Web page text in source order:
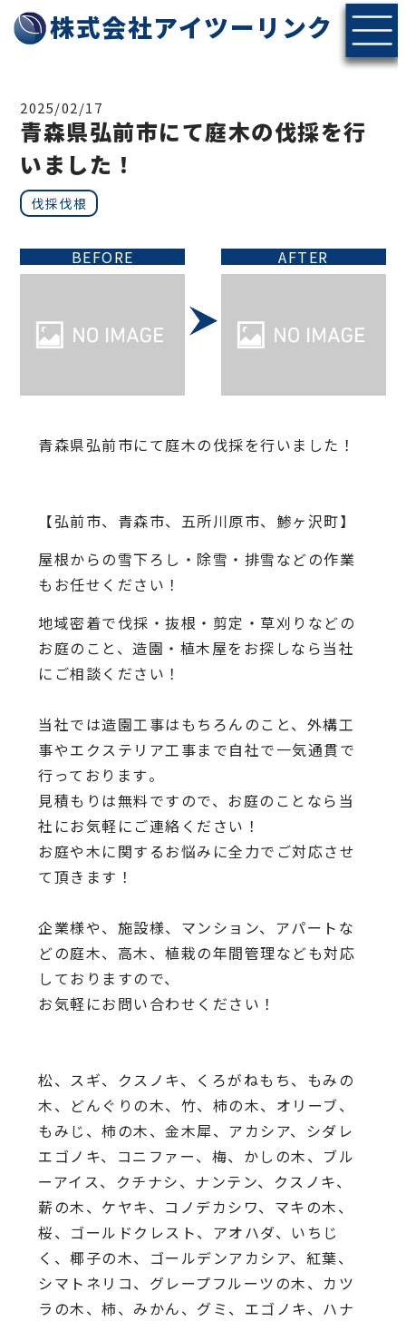
株式会社アイツーリンク
2025/02/17
青森県弘前市にて庭木の伐採を行
いました！
伐採伐根
BEFORE AFTER
青森県弘前市にて庭木の伐採を行いました！
【弘前市、青森市、五所川原市、鯵ヶ沢町】
屋根からの雪下ろし・除雪・排雪などの作業
もお任せください！
地域密着で伐採・抜根・剪定・草刈りなどの
お庭のこと、造園・ 植木屋をお探しなら当社
にご相談ください！
当社では造園工事はもちろんのこと、 外構工
事やエクステリア工事まで自社で一気通貫で
行っております。
見積もりは無料ですので、 お庭のことなら当
社にお気軽にご連絡ください！
お庭や木に関するお悩みに全力でご対応させ
て頂きます！
企業様や、施設様、マンション、アパートな
どの庭木、高木、植栽の年間管理なども対応
しておりますので、
お気軽にお問い合わせください！
松、スギ、クスノキ、くろがねもち、もみの
木、どんぐりの木、 竹、柿の木、オリーブ、
もみじ、柿の木、金木犀、アカシア、 シダレ
エゴノキ、コニファー、梅、かしの木、ブル
ーアイス、 クチナシ、ナンテン、クスノキ、
薪の木、ケヤキ、コノデカシワ、マキの木、
桜、 ゴールドクレスト、アオハダ、いちじ
く、椰子の木、 ゴールデンアカシア、紅葉、
シマトネリコ、 グレープフルーツの木、カツ
ラの木、柿、みかん、グミ、 エゴノキ、ハナ